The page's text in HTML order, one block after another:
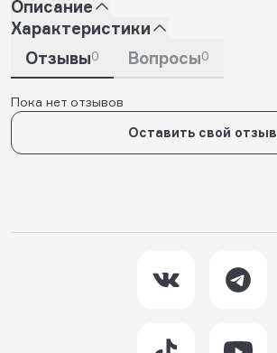
Описание
Характеристики
Отзывы0 Вопросы0
Пока нет отзывов
Оставить свой отзыв